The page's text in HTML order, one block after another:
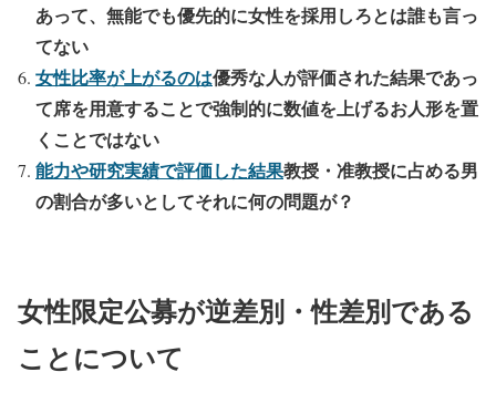
あって、無能でも優先的に女性を採用しろとは誰も言っ
てない
女性比率が上がるのは優秀な人が評価された結果であっ
て席を用意することで強制的に数値を上げるお人形を置
くことではない
能力や研究実績で評価した結果教授・准教授に占める男
の割合が多いとしてそれに何の問題が？
女性限定公募が逆差別・性差別である
ことについて